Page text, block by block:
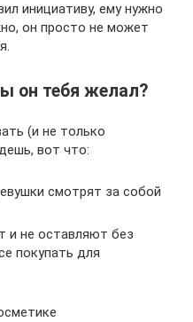
инициативу, ему нужно
он просто не может
он тебя желал?
(и не только
вот что:
смотрят за собой
и не оставляют без
покупать для